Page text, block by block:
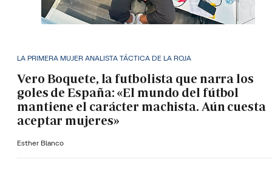
LA PRIMERA MUJER ANALISTA TÁCTICA DE LA ROJA
Vero Boquete, la futbolista que narra los
goles de España: «El mundo del fútbol
mantiene el carácter machista. Aún cuesta
aceptar mujeres»
Esther Blanco